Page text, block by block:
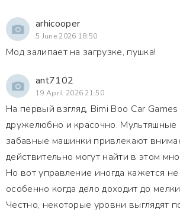
arhicooper
5 June 2026 18:50
Мод залипает на загрузке, пушка!
ant7102
19 April 2026 21:50
На первый взгляд, Bimi Boo Car
дружелюбно и красочно.
забавные машинки привлекают
действительно могут найти в этом
Но вот управление иногда кажется
особенно когда дело доходит до
Честно, некоторые уровни выглядят